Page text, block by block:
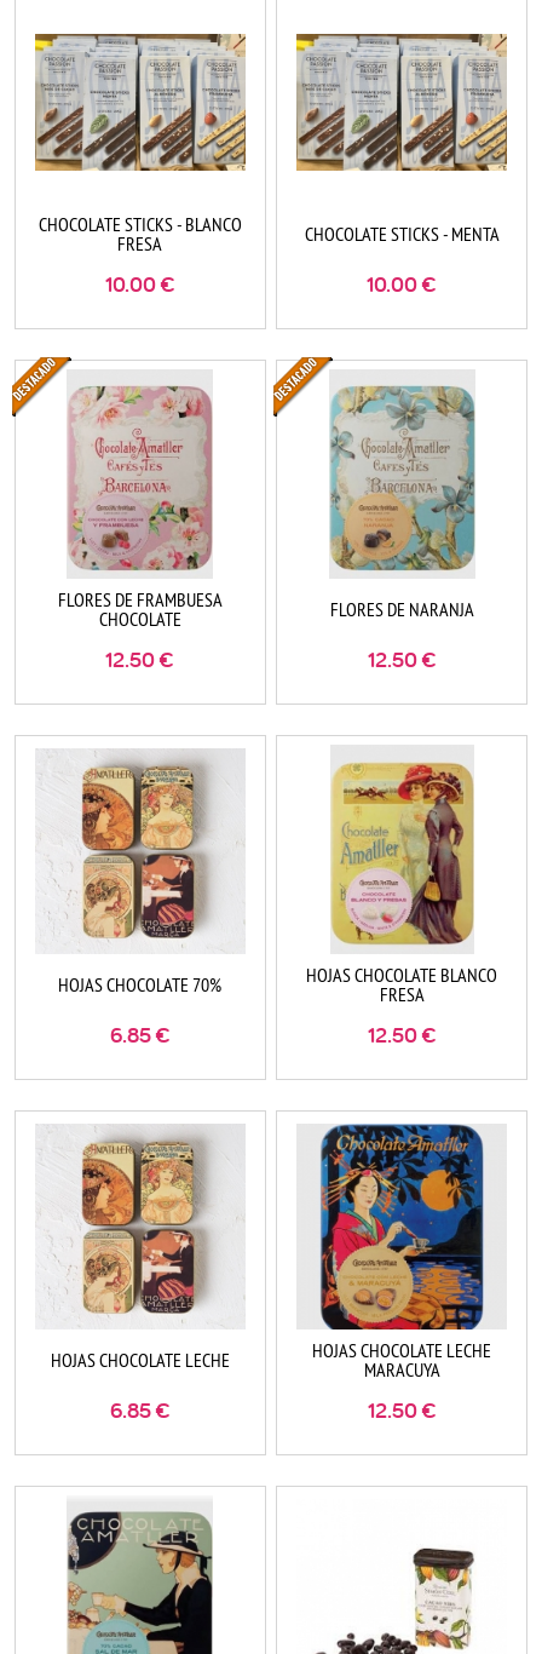
CHOCOLATE STICKS - BLANCO
FRESA
10.00€
CHOCOLATE STICKS - MENTA
10.00€
FLORES DE FRAMBUESA
CHOCOLATE
12.50€
FLORES DE NARANJA
12.50€
HOJAS CHOCOLATE 70%
6.85€
HOJAS CHOCOLATE BLANCO
FRESA
12.50€
HOJAS CHOCOLATE LECHE
6.85€
HOJAS CHOCOLATE LECHE
MARACUYA
12.50€